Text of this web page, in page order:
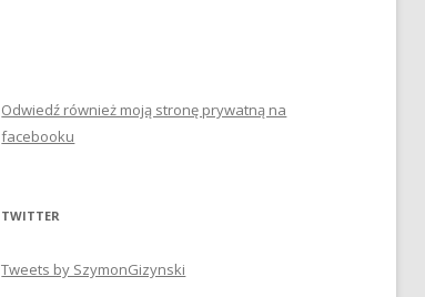
Odwiedź również moją stronę prywatną na
facebooku
TWITTER
Tweets by SzymonGizynski